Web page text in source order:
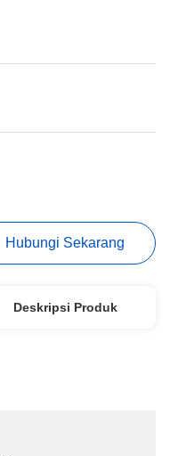
Hubungi Sekarang
Deskripsi Produk